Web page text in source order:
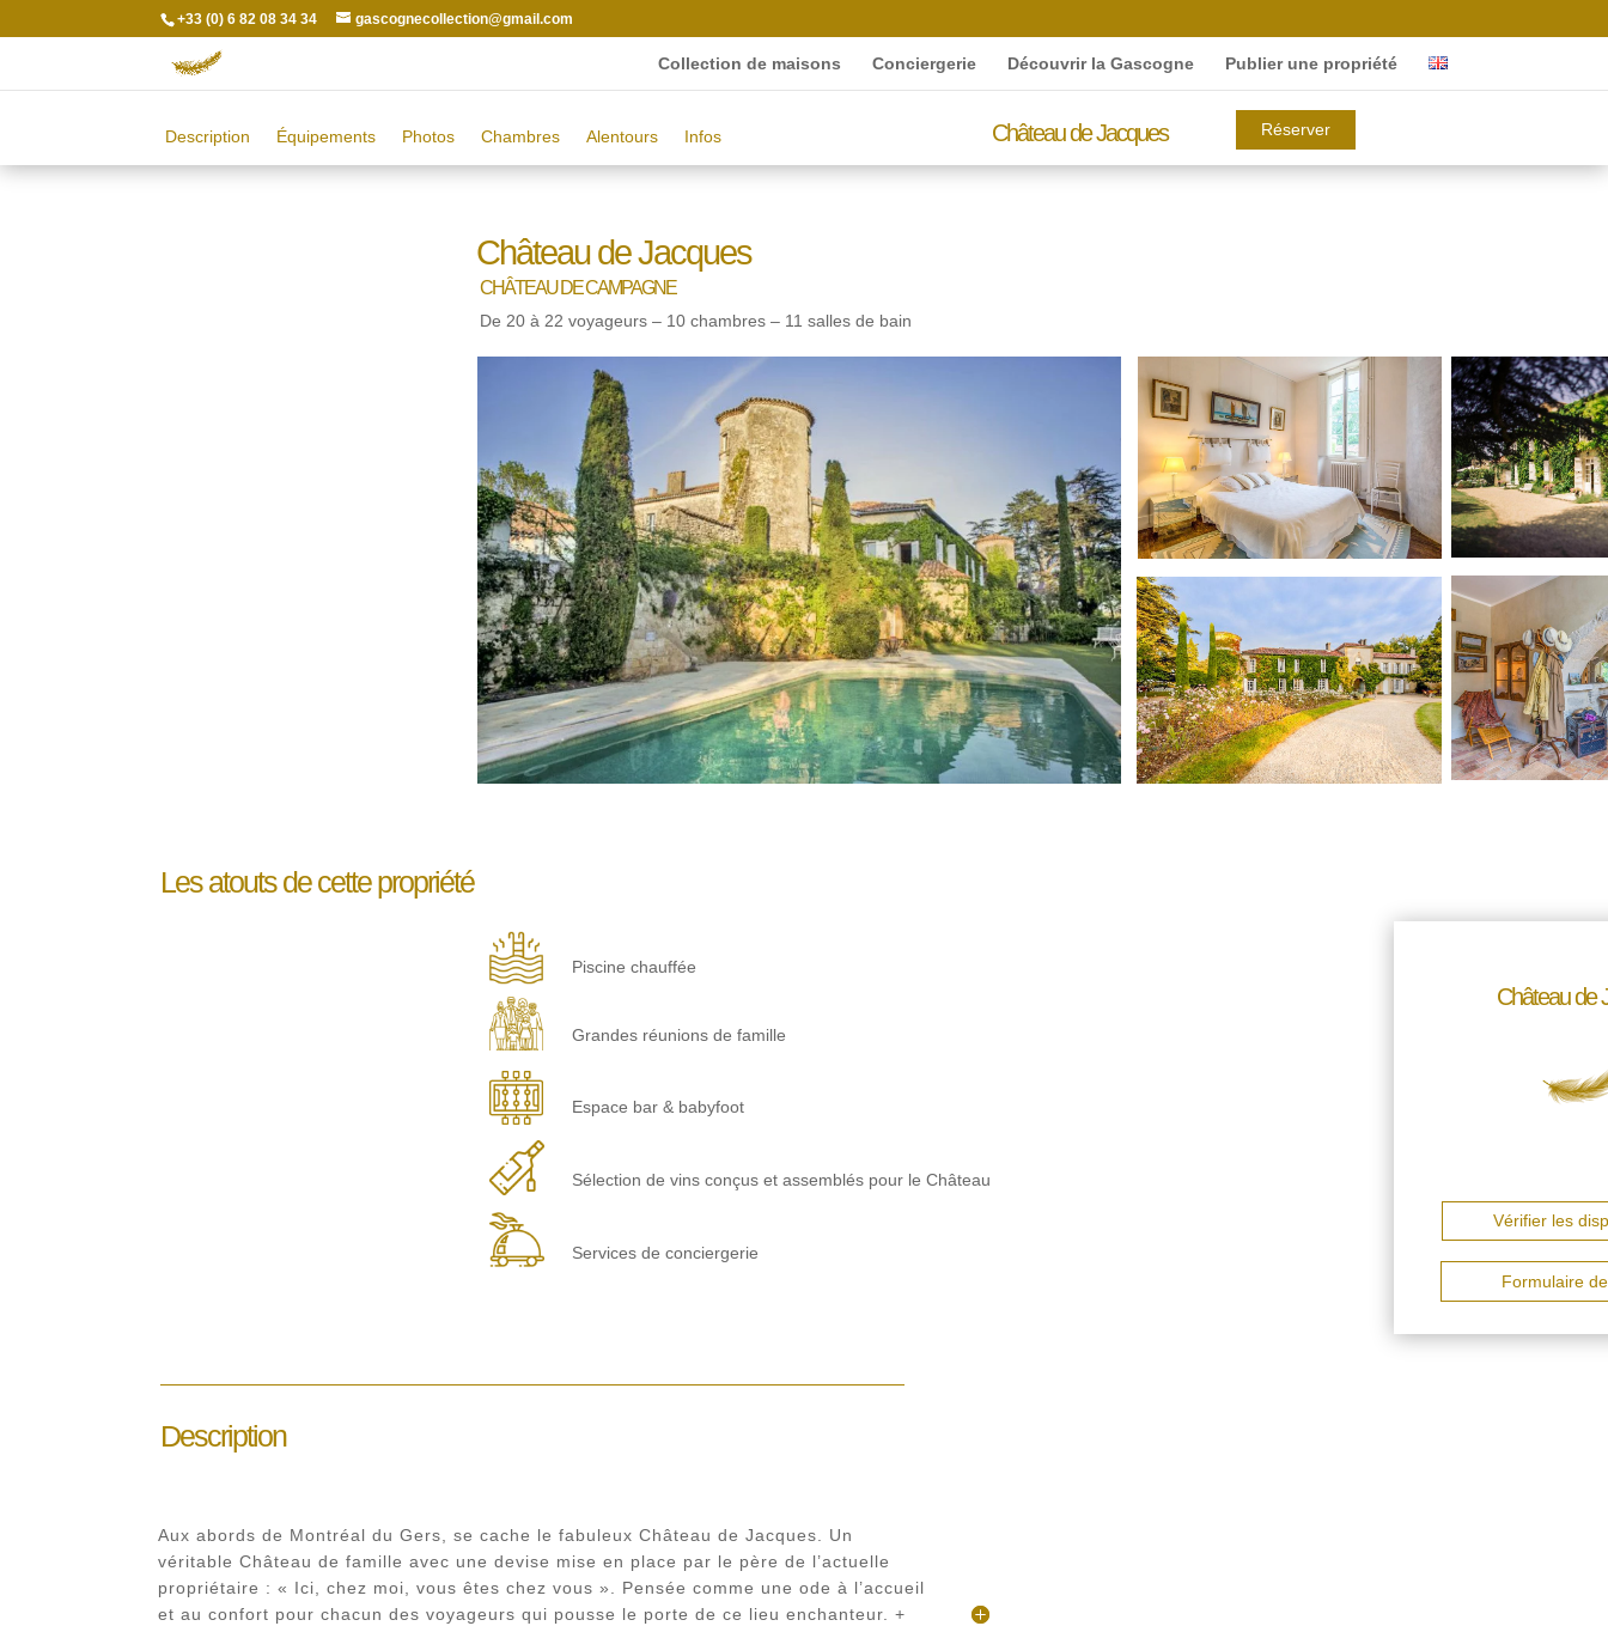
+33 (0) 6 82 08 34 34 gascognecollection@gmail.com
Collection de maisons Conciergerie Découvrir la Gascogne Publier une propriété
Description Équipements Photos Chambres Alentours Infos Château de Jacques Réserver
Château de Jacques
CHÂTEAU DE CAMPAGNE
De 20 à 22 voyageurs – 10 chambres – 11 salles de bain
Les atouts de cette propriété
Piscine chauffée
Grandes réunions de famille
Espace bar & babyfoot
Sélection de vins conçus et assemblés pour le Château
Services de conciergerie
Château de
Vérifier les
Formulaire
Description
Aux abords de Montréal du Gers, se cache le fabuleux Château de Jacques. Un
véritable Château de famille avec une devise mise en place par le père de l’actuelle
propriétaire : « Ici, chez moi, vous êtes chez vous ». Pensée comme une ode à l’accueil
et au confort pour chacun des voyageurs qui pousse le porte de ce lieu enchanteur. +